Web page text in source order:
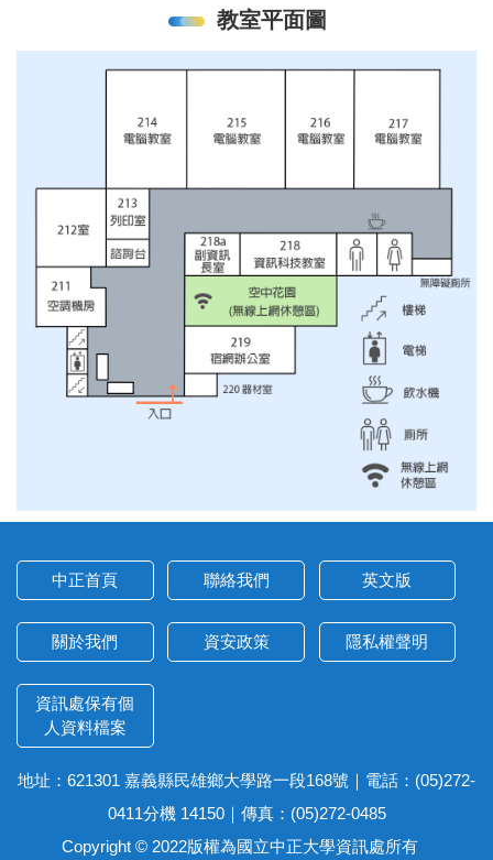
教室平面圖
中正首頁 聯絡我們 英文版
關於我們 資安政策 隱私權聲明
資訊處保有個
人資料檔案
地址：621301 嘉義縣民雄鄉大學路一段168號｜電話：(05)272-
0411分機 14150｜傳真：(05)272-0485
Copyright © 2022版權為國立中正大學資訊處所有